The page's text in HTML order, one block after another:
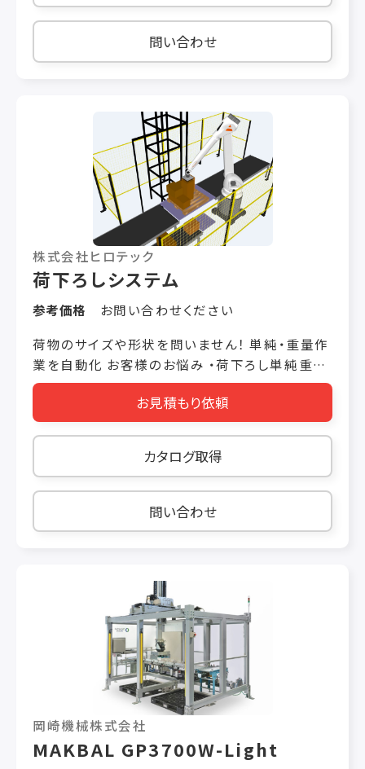
4．据付、立ち上げが容易なため、最速で納入から
2日で生産開始可能。 5．デパレタイズはティーチ
ング不要かつ混載・バラ積み等の様々な大きさの
1,000mm(1,200mm)、Z：1,550mm、θ：360°
積み置き範囲
1,100mm×1,100mm×H1,400mm+箱高さ
設置寸法(参考)
W2,200mm×D2,500mm×H2,600mm 可搬
重量 10kg(ハンド重量含む) 処理能力 4～6
箱/分(吸着ハンドにて)
問い合わせ
株式会社ヒロテック
荷下ろしシステム
参考価格
お問い合わせください
荷物のサイズや形状を問いません！ 単純・重量作
業を自動化 お客様のお悩み ・荷下ろし単純重量
作業から 解放させたい ・バラバラの荷物も効率
よく 運搬できる？ ・混載した荷物でも ちゃんと判
別できる？ こんな技術を使って解決しました サ
イズ登録のみでティーチング不要 画像処理によ
るワーク位置ズレ補正して把持 適切なハンド設
定 段ボール以外にも対応可能 ロボットシステム
の作業を任せられるようになった ・バラバラに積
お見積もり依頼
カタログ取得
問い合わせ
岡崎機械株式会社
MAKBAL GP3700W-Light